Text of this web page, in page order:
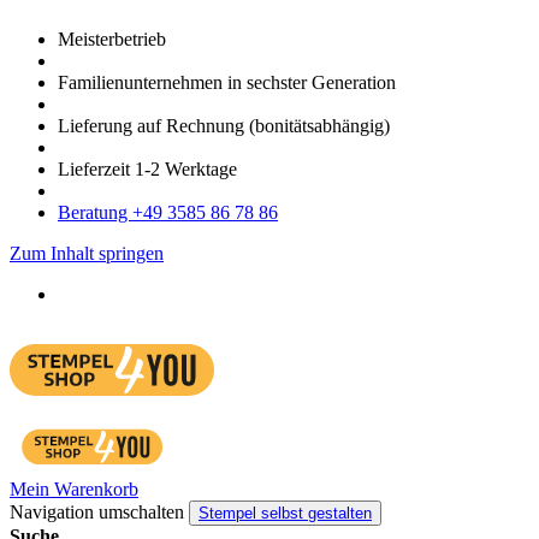
Meister­betrieb
Familien­unter­nehmen in sechster Gene­ration
Lieferung auf Rech­nung (bonitätsabhängig)
Liefer­zeit 1-2 Werk­tage
Bera­tung +49 3585 86 78 86
Zum Inhalt springen
Mein Warenkorb
Navigation umschalten
Stempel selbst gestalten